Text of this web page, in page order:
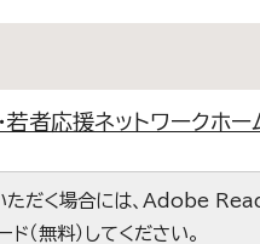
若者応援ネットワークホー
ただく場合には、Adobe
（無料）してください。